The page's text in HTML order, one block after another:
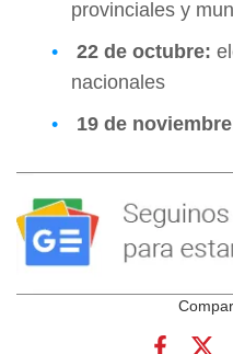
provinciales y
22 de octubre:
nacionales
19 de